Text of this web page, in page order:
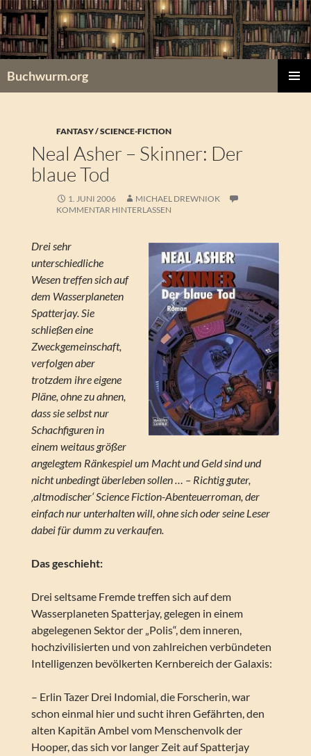
Zum
Inhalt
springen
Buchwurm.org
FANTASY / SCIENCE-FICTION
Neal Asher – Skinner: Der
blaue Tod
1. JUNI 2006
MICHAEL DREWNIOK
KOMMENTAR HINTERLASSEN
Drei sehr
unterschiedliche
Wesen treffen sich auf
dem Wasserplaneten
Spatterjay. Sie
schließen eine
Zweckgemeinschaft,
verfolgen aber
trotzdem ihre eigene
Pläne, ohne zu ahnen,
dass sie selbst nur
Schachfiguren in
einem weitaus größer
angelegtem Ränkespiel um Macht und Geld sind und
nicht unbedingt überleben sollen … – Richtig guter,
‚altmodischer‘ Science Fiction-Abenteuerroman, der
einfach nur unterhalten will, ohne sich oder seine Leser
dabei für dumm zu verkaufen.
Das geschieht:
Drei seltsame Fremde treffen sich auf dem
Wasserplaneten Spatterjay, gelegen in einem
abgelegenen Sektor der „Polis“, dem inneren,
hochzivilisierten und von zahlreichen verbündeten
Intelligenzen bevölkerten Kernbereich der Galaxis:
– Erlin Tazer Drei Indomial, die Forscherin, war
schon einmal hier und sucht ihren Gefährten, den
alten Kapitän Ambel vom Menschenvolk der
Hooper, das sich vor langer Zeit auf Spatterjay